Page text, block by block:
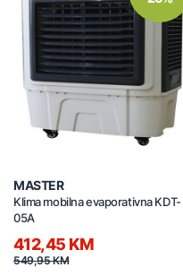
MASTER
Klima mobilna evaporativna KDT-
05A
412,45 KM
549,95 KM